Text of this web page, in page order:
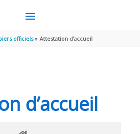
MENU
PRINCIPAL
officiels Attestation d’accueil
d’accueil